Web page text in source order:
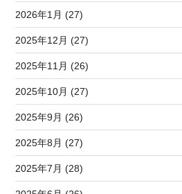
2026年1月 (27)
2025年12月 (27)
2025年11月 (26)
2025年10月 (27)
2025年9月 (26)
2025年8月 (27)
2025年7月 (28)